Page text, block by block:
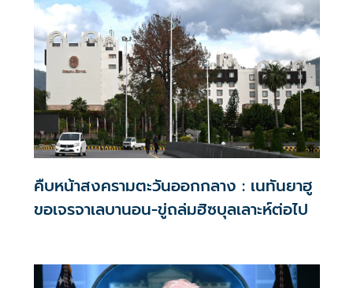
คืบหน้าสงครามตะวันออกกลาง : เนทันยาฮู
ขอเจรจาเลบานอน-ขู่ถล่มฮิซบุลเลาะห์ต่อไป